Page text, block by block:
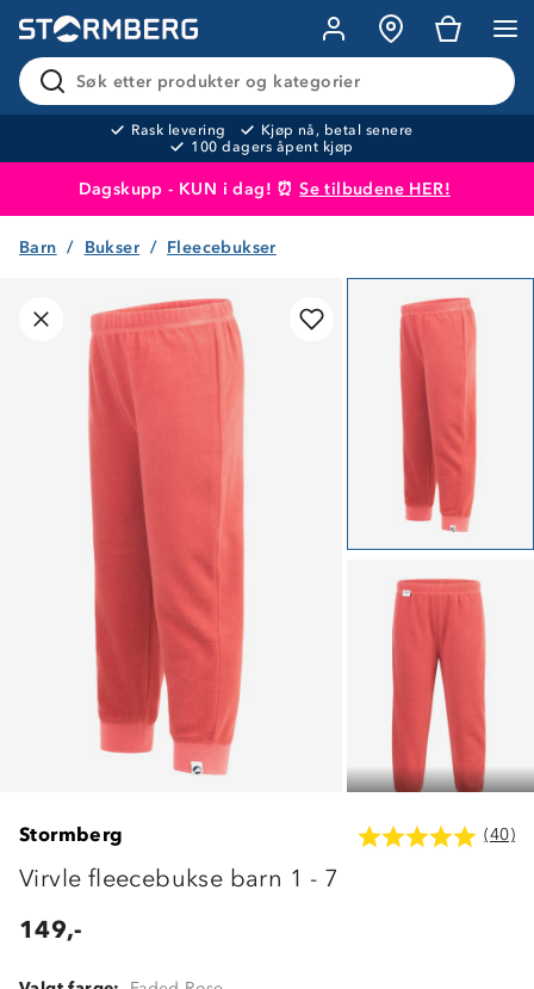
Søk etter produkter og kategorier
Rask levering
Kjøp nå, betal senere
100 dagers åpent kjøp
Dagskupp - KUN i dag! ⏰Se tilbudene HER!
Produktet er lagt i handlekurven
Barn Bukser Fleecebukser
Stormberg (40)
Virvle fleecebukse barn 1 - 7
149,-